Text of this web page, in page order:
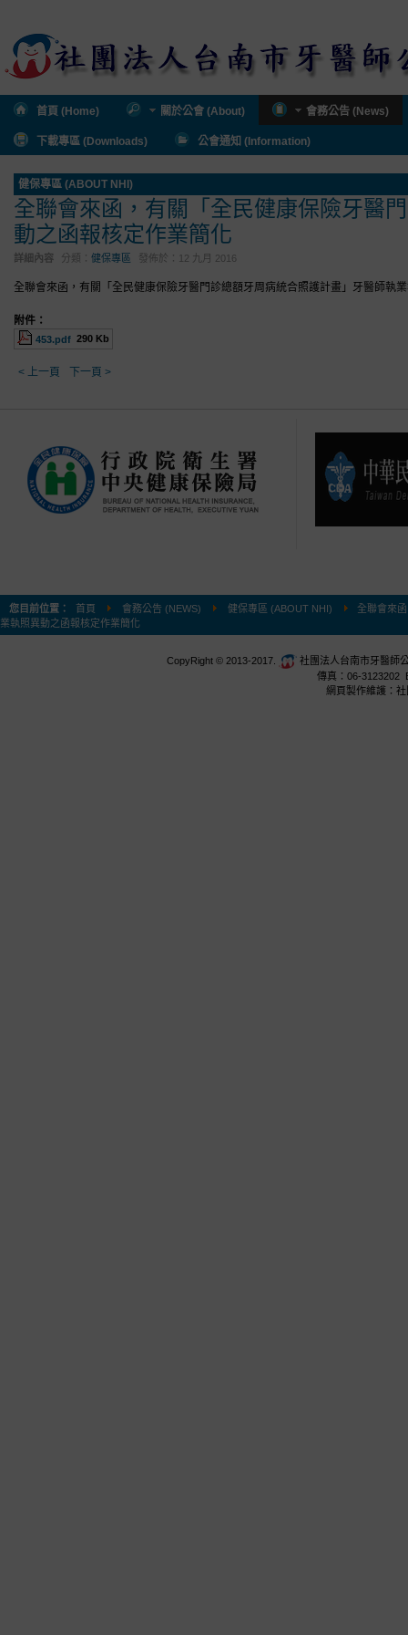
首頁 (Home) 關於公會 (About) 會務公告 (News)
下載專區 (Downloads) 公會通知 (Information)
健保專區 (ABOUT NHI)
全聯會來函，有關「全民健康保險牙醫
動之函報核定作業簡化
詳細內容 分類： 健保專區 發佈於： 12 九月 2016
全聯會來函，有關「全民健康保險牙醫門診總額牙周病統合照護計畫」牙醫師執
附件：
453.pdf 290 Kb
< 上一頁 下一頁 >
您目前位置： 首頁 會務公告 (NEWS) 健保專區 (ABOUT NHI)
全聯會來
業執照異動之函報核定作業簡化
CopyRight © 2013-2017.
社團法人台南市牙醫師
傳真：06-3123202
網頁製作維護：